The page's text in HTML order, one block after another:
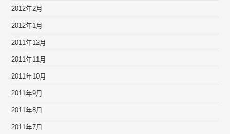
2012年2月
2012年1月
2011年12月
2011年11月
2011年10月
2011年9月
2011年8月
2011年7月